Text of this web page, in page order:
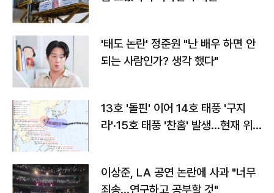
'태도 논란' 정준원 "난 배우 하면 안
되는 사람인가? 생각 했다"
13호 '돌핀' 이어 14호 태풍 '구지
라'·15호 태풍 '찬홈' 발생…현재 위
이상준, LA 공연 논란에 사과 "너무
죄송…연구하고 공부할 것"